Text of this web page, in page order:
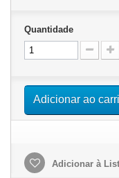
Quantidade
Adicionar ao
Adicionar à